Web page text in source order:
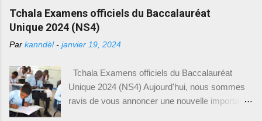
Tchala Examens officiels du Baccalauréat
Unique 2024 (NS4)
Par kanndèl - janvier 19, 2024
Tchala Examens officiels du Baccalauréat
Unique 2024 (NS4) Aujourd'hui, nous sommes
ravis de vous annoncer une nouvelle importante